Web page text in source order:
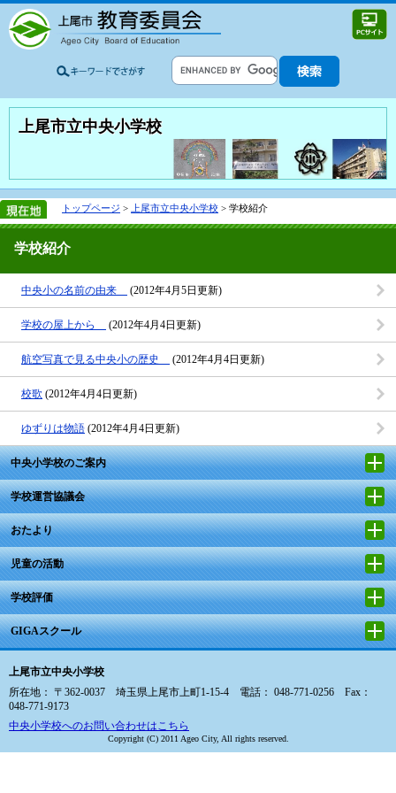
上尾市立中央小学校
トップページ > 上尾市立中央小学校 > 学校紹介
学校紹介
中央小の名前の由来 (2012年4月5日更新)
学校の屋上から (2012年4月4日更新)
航空写真で見る中央小の歴史 (2012年4月4日更新)
校歌 (2012年4月4日更新)
ゆずりは物語 (2012年4月4日更新)
中央小学校のご案内
学校運営協議会
おたより
児童の活動
学校評価
GIGAスクール
上尾市立中央小学校
所在地： 〒362-0037 埼玉県上尾市上町1-15-4 電話： 048-771-0256 Fax：
048-771-9173
中央小学校へのお問い合わせはこちら
Copyright (C) 2011 Ageo City, All rights reserved.